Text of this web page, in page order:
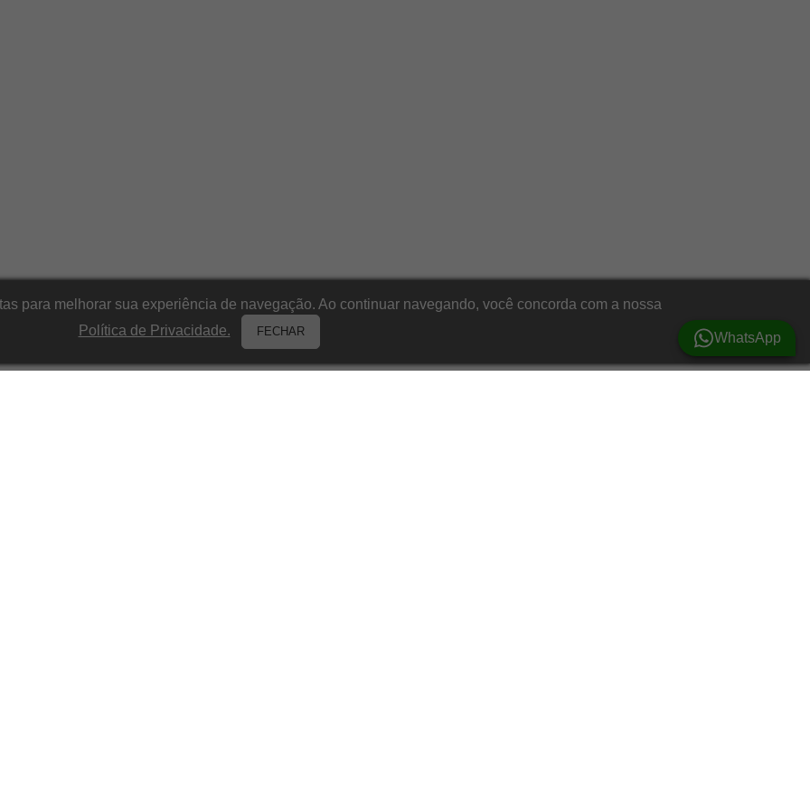
para melhorar sua experiência de navegação. Ao continuar navegando, você concorda com a nossa
Política de Privacidade.
FECHAR WhatsApp